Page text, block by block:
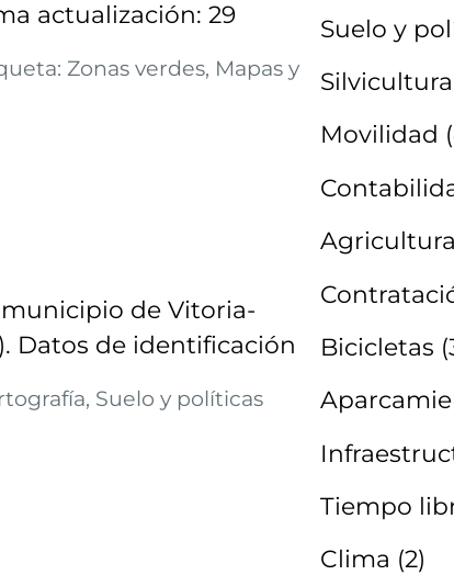
actualización: 29
Zonas verdes, Mapas y
de Vitoria-
Datos de identificación
Suelo y políticas
Suelo y
Silvicultura
Movilidad
Agricultura
Bicicletas
Tiempo
Clima (2)